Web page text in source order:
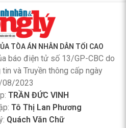
TÒA ÁN NHÂN DÂN TỐI CAO
báo điện tử số 13/GP-CBC do
và Truyền thông cấp ngày
2023
TRẦN ĐỨC VINH
Tô Thị Lan Phương
Quách Văn Chữ